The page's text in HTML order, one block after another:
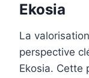
Ekosia
La
perspective
Ekosia. Cette